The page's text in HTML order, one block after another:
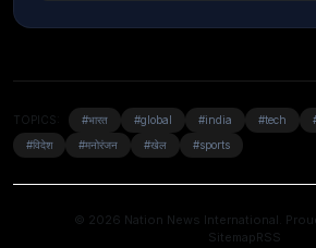
TOPICS: #भारत #global #india #tech
#विदेश
#मनोरंजन #खेल #sports
© 2026 Nation News International.
SitemapRSS